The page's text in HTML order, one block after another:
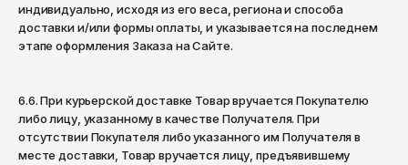
индивидуально, исходя из его веса, региона и способа
доставки и/или формы оплаты, и указывается на последнем
этапе оформления Заказа на Сайте.
6.6. При курьерской доставке Товар вручается Покупателю
либо лицу, указанному в качестве Получателя. При
отсутствии Покупателя либо указанного им Получателя в
месте доставки, Товар вручается лицу, предъявившему